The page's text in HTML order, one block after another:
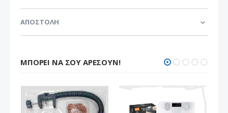
ΑΠΟΣΤΟΛΗ
ΜΠΟΡΕΊ ΝΑ ΣΟΥ ΑΡΈΣΟΥΝ!